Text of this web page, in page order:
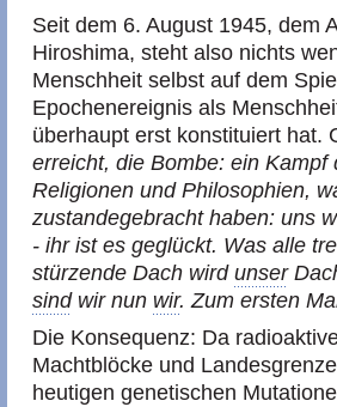
Seit dem 6. August 1945, dem
Hiroshima, steht also nichts
Menschheit selbst auf dem
Epochenereignis als
überhaupt erst konstituiert hat.
erreicht, die Bombe: ein
Religionen und Philosophien,
zustandegebracht haben: uns
- ihr ist es geglückt. Was alle
stürzende Dach wird unser
sindwir nun wir. Zum ersten
Die Konsequenz: Da
Machtblöcke und
heutigen genetischen